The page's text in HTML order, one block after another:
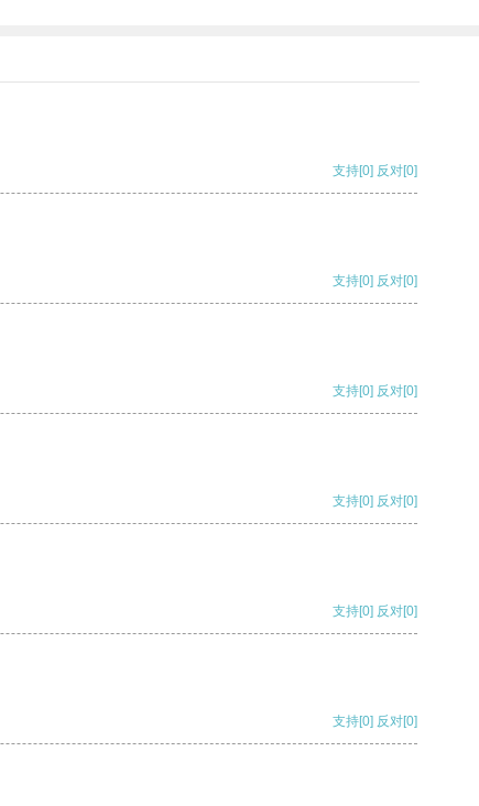
支持[0] 反对[0]
支持[0] 反对[0]
支持[0] 反对[0]
支持[0] 反对[0]
支持[0] 反对[0]
支持[0] 反对[0]